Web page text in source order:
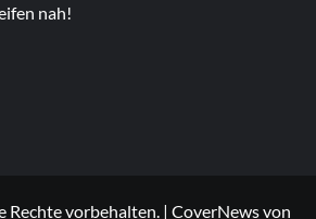
nah!
vorbehalten. | CoverNewsvon